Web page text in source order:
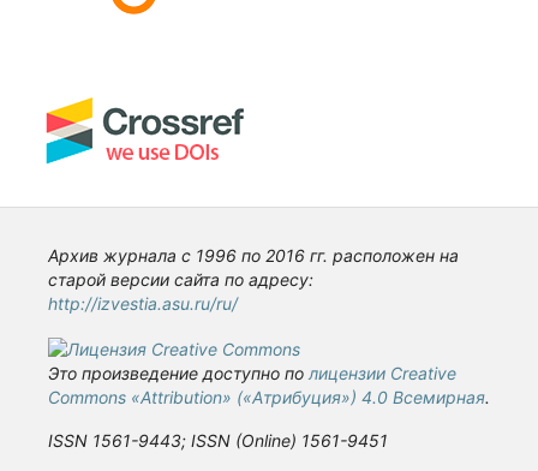
Архив журнала с 1996 по 2016 гг. расположен на
старой версии сайта по адресу:
http://izvestia.asu.ru/ru/
Это произведение доступно по лицензии Creative
Commons «Attribution» («Атрибуция») 4.0 Всемирная.
ISSN 1561-9443; ISSN (Online) 1561-9451